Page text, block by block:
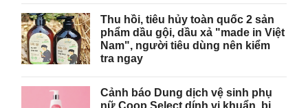
Thu hồi, tiêu hủy toàn quốc 2 sản
phẩm dầu gội, dầu xả "made in Việt
Nam", người tiêu dùng nên kiểm
tra ngay
Cảnh báo Dung dịch vệ sinh phụ
nữ Coop Select dính vi khuẩn, bị